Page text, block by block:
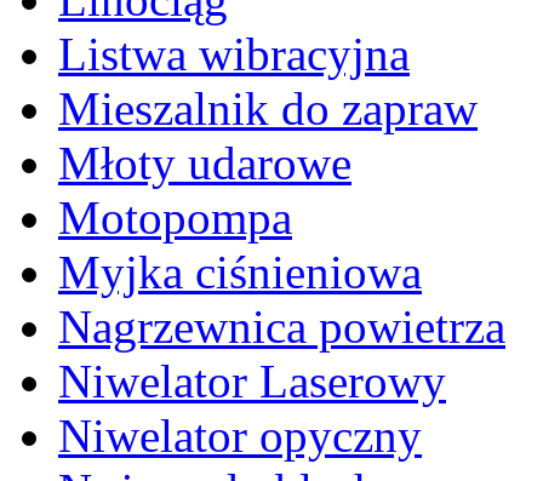
Listwa wibracyjna
Mieszalnik do zapraw
Młoty udarowe
Motopompa
Myjka ciśnieniowa
Nagrzewnica powietrza
Niwelator Laserowy
Niwelator opyczny